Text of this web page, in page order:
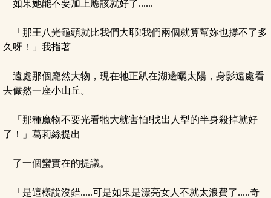
如果她能不要加上應該就好了......
「那王八光龜頭就比我們大耶!我們兩個就算幫妳也撐不了多
久呀！」我指著
遠處那個龐然大物，現在牠正趴在湖邊曬太陽，身影遠處看
去儼然一座小山丘。
「那種魔物不要光看牠大就害怕!找出人型的半身殺掉就好
了！」葛莉絲提出
了一個蠻實在的提議。
「是這樣說沒錯.....可是如果是漂亮女人不就太浪費了.....奇